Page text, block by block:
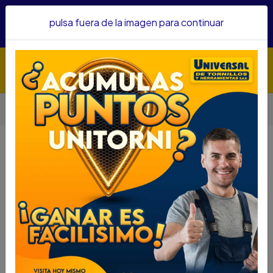
confianza&nbsp;Recibe un KIT PARRILLERO por compras
Herramientas
Accesorios Para Herramientas
CERRADURA PHILLIPS SOBREPONER 4160 SD 0012162
CERRADURA PHILLIPS SOBREPONER
4160 SD 0012162
CERRADURA PHILLIPS SOBREPONER 4160 SD
0012162
SKU...43380167
DESCRIPCIÓN...
- Backset de 60mm
pulsa fuera de la imagen para continuar